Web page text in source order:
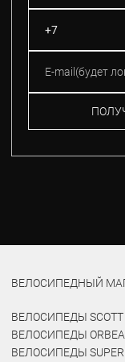
ВЕЛОСИПЕДНЫЙ
ВЕЛОСИПЕДЫ SCOTT
ВЕЛОСИПЕДЫ ORBEA
ВЕЛОСИПЕДЫ